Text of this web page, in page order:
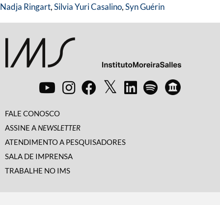
Nadja Ringart,Silvia Yuri Casalino,Syn Guérin
FALE CONOSCO
ASSINE A NEWSLETTER
ATENDIMENTO A PESQUISADORES
SALA DE IMPRENSA
TRABALHE NO IMS